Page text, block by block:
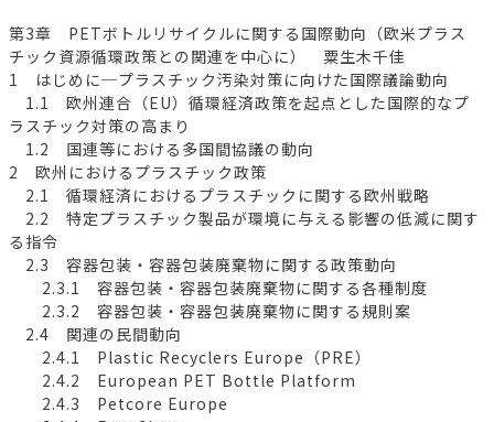
第3章 PETボトルリサイクルに関する国際動向（欧米プラス
チック資源循環政策との関連を中心に） 粟生木千佳
1 はじめに─プラスチック汚染対策に向けた国際議論動向
1.1 欧州連合（EU）循環経済政策を起点とした国際的なプ
ラスチック対策の高まり
1.2 国連等における多国間協議の動向
2 欧州におけるプラスチック政策
2.1 循環経済におけるプラスチックに関する欧州戦略
2.2 特定プラスチック製品が環境に与える影響の低減に関す
る指令
2.3 容器包装・容器包装廃棄物に関する政策動向
2.3.1 容器包装・容器包装廃棄物に関する各種制度
2.3.2 容器包装・容器包装廃棄物に関する規則案
2.4 関連の民間動向
2.4.1 Plastic Recyclers Europe（PRE）
2.4.2 European PET Bottle Platform
2.4.3 Petcore Europe